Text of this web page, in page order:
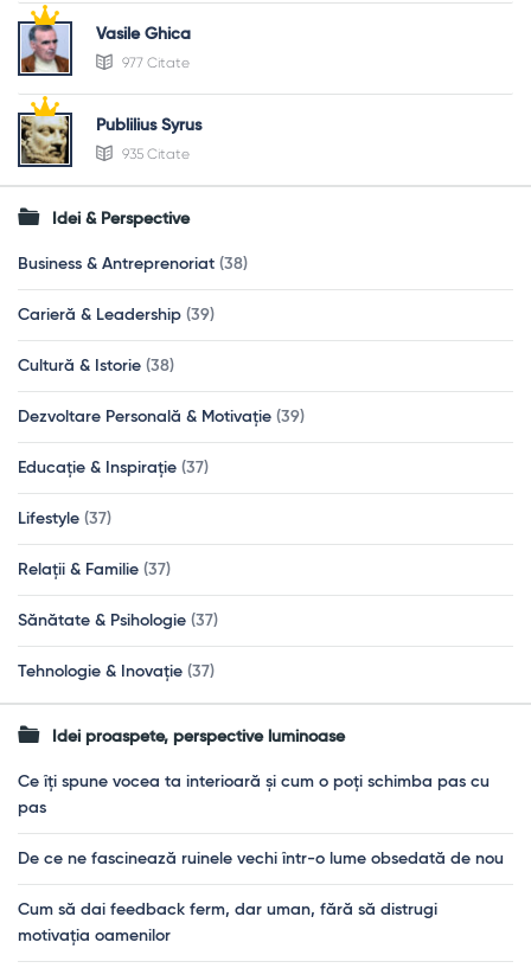
Vasile Ghica
977 Citate
Publilius Syrus
935 Citate
Idei & Perspective
Business & Antreprenoriat (38)
Carieră & Leadership (39)
Cultură & Istorie (38)
Dezvoltare Personală & Motivație (39)
Educație & Inspirație (37)
Lifestyle (37)
Relații & Familie (37)
Sănătate & Psihologie (37)
Tehnologie & Inovație (37)
Idei proaspete, perspective luminoase
Ce îți spune vocea ta interioară și cum o poți schimba pas cu
pas
De ce ne fascinează ruinele vechi într-o lume obsedată de nou
Cum să dai feedback ferm, dar uman, fără să distrugi
motivația oamenilor